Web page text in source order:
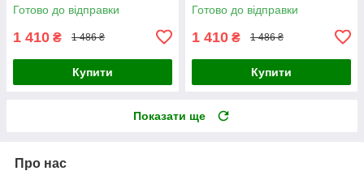
(напівкруги) 70*70 Origami
(OSR1009)
Готово до відправки
1 410 ₴ 1 486 ₴
Купити
(напівкруги) 70*70 Origami
(OSR1010)
Готово до відправки
1 410 ₴ 1 486 ₴
Купити
Показати ще
Про нас